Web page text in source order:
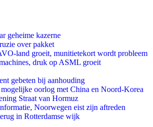
geheime kazerne
over pakket
land groeit, munitietekort wordt probleem
druk op ASML groeit
gebeten bij aanhouding
oorlog met China en Noord-Korea
Straat van Hormuz
Noorwegen eist zijn aftreden
in Rotterdamse wijk